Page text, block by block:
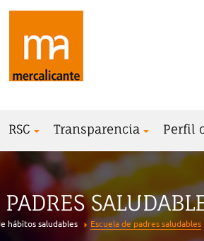
RSC Transparencia Perfil
hábitos saludables Escuela de padres saludables